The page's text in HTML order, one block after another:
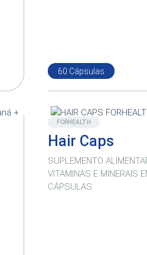
60 Cápsulas
Destaque
FORHEALTH
Hair Caps
SUPLEMENTO
VITAMINAS E MINERAIS
CÁPSULAS